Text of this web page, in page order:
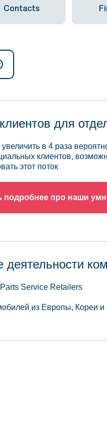
Contacts
для
в 4 раза
клиентов,
этот поток
подробнее про наши
деятельности
Service Retailers
из Европы, Кореи и